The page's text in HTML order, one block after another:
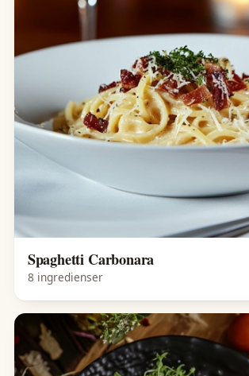
Spaghetti Carbonara
8 ingredienser